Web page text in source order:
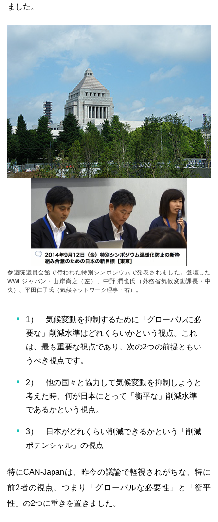
ました。
参議院議員会館で行われた特別シンポジウムで発表されました。登壇した
WWFジャパン・山岸尚之（左）、中野 潤也氏（外務省気候変動課長・中
央）、平田仁子氏（気候ネットワーク理事・右）。
1） 気候変動を抑制するために「グローバルに必
要な」削減水準はどれくらいかという視点。これ
は、最も重要な視点であり、次の2つの前提ともい
うべき視点です。
2） 他の国々と協力して気候変動を抑制しようと
考えた時、何が日本にとって「衡平な」削減水準
であるかという視点。
3） 日本がどれくらい削減できるかという「削減
ポテンシャル」の視点
特にCAN-Japanは、昨今の議論で軽視されがちな、特に
前2者の視点、つまり「グローバルな必要性」と「衡平
性」の2つに重きを置きました。